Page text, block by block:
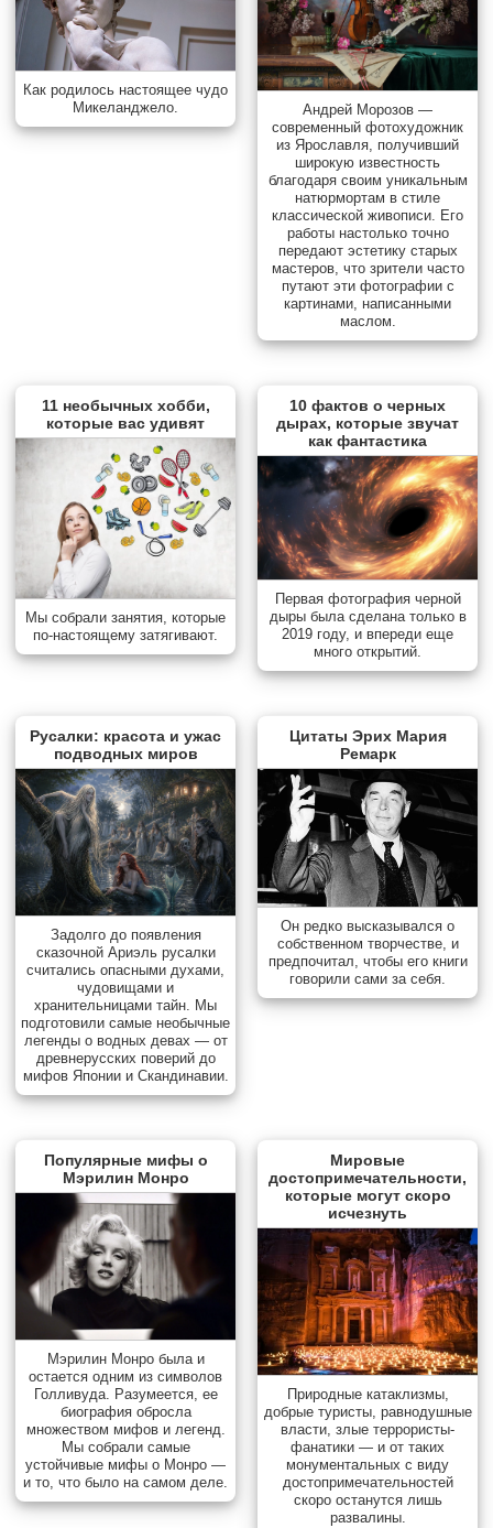
Как родилось настоящее чудо
Микеланджело.
Андрей Морозов —
современный фотохудожник
из Ярославля, получивший
широкую известность
благодаря своим уникальным
натюрмортам в стиле
классической живописи. Его
работы настолько точно
передают эстетику старых
мастеров, что зрители часто
путают эти фотографии с
картинами, написанными
маслом.
11 необычных хобби,
которые вас удивят
Мы собрали занятия, которые
по-настоящему затягивают.
10 фактов о черных
дырах, которые звучат
как фантастика
Первая фотография черной
дыры была сделана только в
2019 году, и впереди еще
много открытий.
Русалки: красота и ужас
подводных миров
Задолго до появления
сказочной Ариэль русалки
считались опасными духами,
чудовищами и
хранительницами тайн. Мы
подготовили самые необычные
легенды о водных девах — от
древнерусских поверий до
мифов Японии и Скандинавии.
Цитаты Эрих Мария
Ремарк
Он редко высказывался о
собственном творчестве, и
предпочитал, чтобы его книги
говорили сами за себя.
Популярные мифы о
Мэрилин Монро
Мэрилин Монро была и
остается одним из символов
Голливуда. Разумеется, ее
биография обросла
множеством мифов и легенд.
Мы собрали самые
устойчивые мифы о Монро —
и то, что было на самом деле.
Мировые
достопримечательности,
которые могут скоро
исчезнуть
Природные катаклизмы,
добрые туристы, равнодушные
власти, злые террористы-
фанатики — и от таких
монументальных с виду
достопримечательностей
скоро останутся лишь
развалины.